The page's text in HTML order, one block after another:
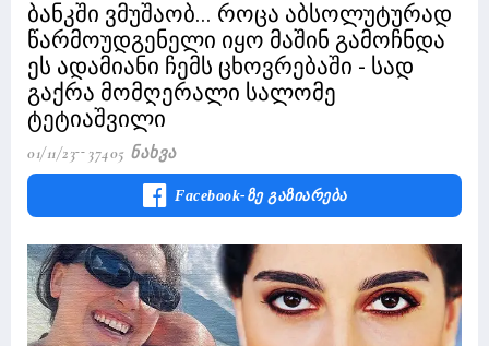
ბანკში ვმუშაობ... როცა აბსოლუტურად
წარმოუდგენელი იყო მაშინ გამოჩნდა
ეს ადამიანი ჩემს ცხოვრებაში - სად
გაქრა მომღერალი სალომე
ტეტიაშვილი
01/11/23 37405 Ნახვა
Facebook-Ზე Გაზიარება